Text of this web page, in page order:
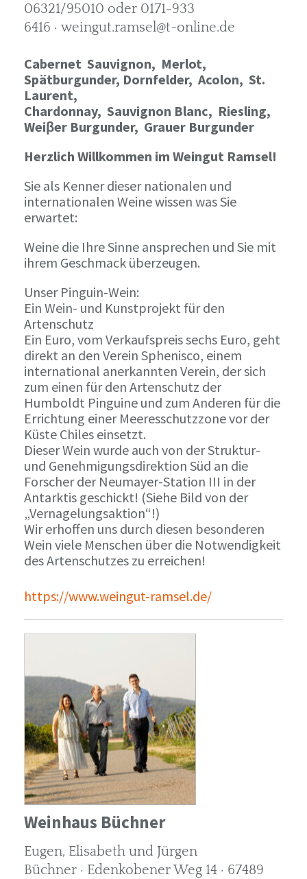
06321/95010 oder 0171-933
6416 · weingut.ramsel@t-online.de
Cabernet Sauvignon, Merlot,
Spätburgunder, Dornfelder, Acolon, St.
Laurent,
Chardonnay, Sauvignon Blanc, Riesling,
Weiβer Burgunder, Grauer Burgunder
Herzlich Willkommen im Weingut Ramsel!
Sie als Kenner dieser nationalen und
internationalen Weine wissen was Sie
erwartet:
Weine die Ihre Sinne ansprechen und Sie mit
ihrem Geschmack überzeugen.
Unser Pinguin-Wein:
Ein Wein- und Kunstprojekt für den
Artenschutz
Ein Euro, vom Verkaufspreis sechs Euro, geht
direkt an den Verein Sphenisco, einem
international anerkannten Verein, der sich
zum einen für den Artenschutz der
Humboldt Pinguine und zum Anderen für die
Errichtung einer Meeresschutzzone vor der
Küste Chiles einsetzt.
Dieser Wein wurde auch von der Struktur-
und Genehmigungsdirektion Süd an die
Forscher der Neumayer-Station III in der
Antarktis geschickt! (Siehe Bild von der
„Vernagelungsaktion“!)
Wir erhoffen uns durch diesen besonderen
Wein viele Menschen über die Notwendigkeit
des Artenschutzes zu erreichen!
https://www.weingut-ramsel.de/
Weinhaus Büchner
Eugen, Elisabeth und Jürgen
Büchner · Edenkobener Weg 14 · 67489